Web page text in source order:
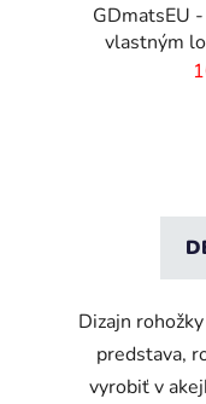
GDmatsEU
vlastným
Dizajn
predstava,
vyrobiť v